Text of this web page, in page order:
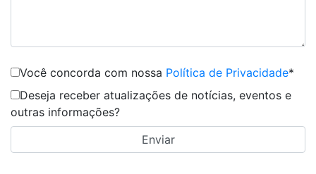
Você concorda com nossa Política de Privacidade*
Deseja receber atualizações de notícias, eventos e
outras informações?